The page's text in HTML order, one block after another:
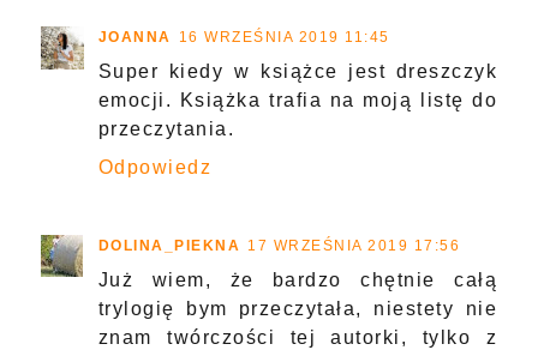
JOANNA 16 WRZEŚNIA 2019 11:45
Super kiedy w książce jest dreszczyk
emocji. Książka trafia na moją listę do
przeczytania.
Odpowiedz
DOLINA_PIEKNA 17 WRZEŚNIA 2019 17:56
Już wiem, że bardzo chętnie całą
trylogię bym przeczytała, niestety nie
znam twórczości tej autorki, tylko z